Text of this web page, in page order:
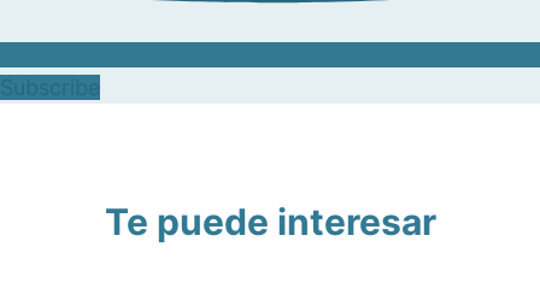
Te puede interesar